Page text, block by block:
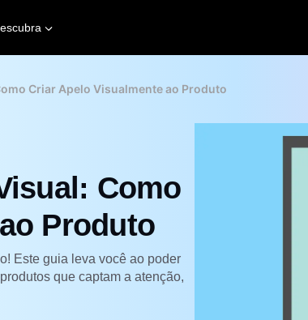
Criar Apelo Visualmente ao Produto
Como
Produto
Este guia leva você ao poder
que captam a atenção,